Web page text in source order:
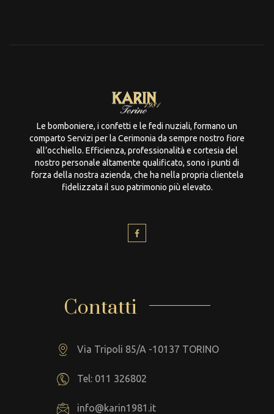
Le bomboniere, i confetti e le fedi nuziali, formano un
comparto Servizi per la Cerimonia da sempre nostro fiore
all’occhiello. Efficienza, professionalità e cortesia del
nostro personale altamente qualificato, sono i punti di
forza della nostra azienda, che ha nella propria clientela
fidelizzata il suo patrimonio più elevato.
Contatti
Via Tripoli 85/A -10137 TORINO
Tel: 011 326802
info@karin1981.it